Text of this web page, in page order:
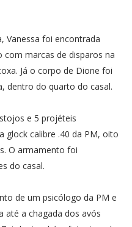
Vanessa foi encontrada
marcas de disparos na
Já o corpo de Dione foi
dentro do quarto do casal.
e 5 projéteis
glock calibre .40 da PM, oito
O armamento foi
do casal.
de um psicólogo da PM e
até a chagada dos avós